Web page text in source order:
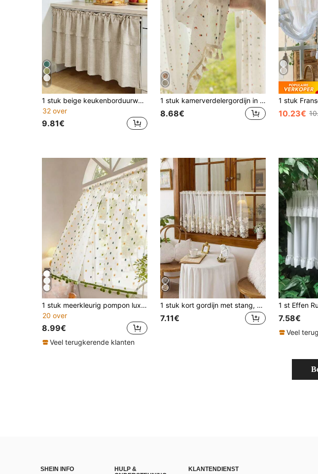
9
1 stuk beige keukenborduurwerk met valance, licht luxe transparant comfortabel keukengordijn, oogjes semi-verduisterend gordijn met stangzak, geschikt voor woonkamer en slaapkamer, geluidsreductie en UV-bescherming, thuisdecoratie verduisterend gordijn, geschikt voor alle seizoenen (180g stofgewicht)
32 over
9.81€
1 stuk kamerverdelergordijn in Boheemse stijl met regenboogstippenpatroon, geschikt voor keuken, badkamer, slaapkamer en hal (130 g stofgewicht)
8.68€ 10.23€
1 stuk meerkleurig pompon luxe Frans stijl hoogwaardig keukengordijn met groene bontbolrand, scheidingsgordijn
20 over
8.99€
Veel terugkerende klanten
1 stuk kort gordijn met stang, geborduurd beige bloemenhalfgordijn, gordijn voor slaapkamer, keuken, woonkamer, roomdivider, keukengordijn, raamgordijn
7.11€ 7.58€
Veel
SHEIN INFO
HULP &
KLANTENDIENST